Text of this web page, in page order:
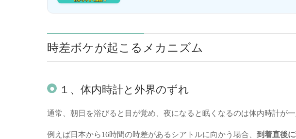
時差ボケが起こるメカニズム
１、体内時計と外界のずれ
通常、朝日を浴びると目が覚め、夜になると眠くなるのは体内時計が
例えば日本から16時間の時差があるシアトルに向かう場合、 到着直後